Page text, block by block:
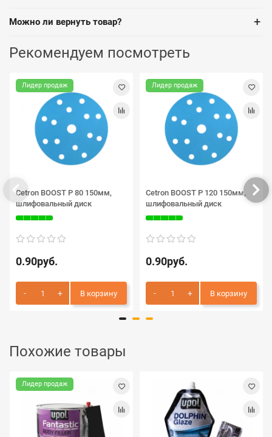
Можно ли вернуть товар? +
Рекомендуем посмотреть
Лидер продаж
Cetron BOOST P 80 150мм,
шлифовальный диск
0.90руб.
В корзину
Лидер продаж
Cetron BOOST P 120 150мм,
шлифовальный диск
0.90руб.
В корзину
Похожие товары
Лидер продаж